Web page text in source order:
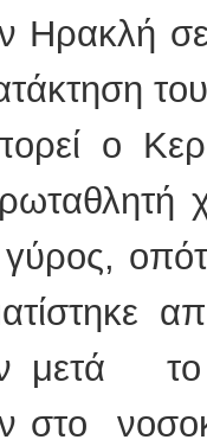
Ηρακλή
ο
γύρος,
μετά
στο